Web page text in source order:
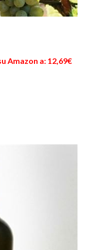
Amazon a: 12,69€